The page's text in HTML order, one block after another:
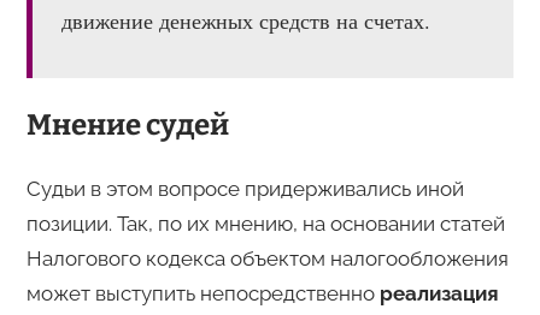
движение денежных средств на счетах.
Мнение судей
Судьи в этом вопросе придерживались иной
позиции. Так, по их мнению, на основании статей
Налогового кодекса объектом налогообложения
может выступить непосредственно реализация